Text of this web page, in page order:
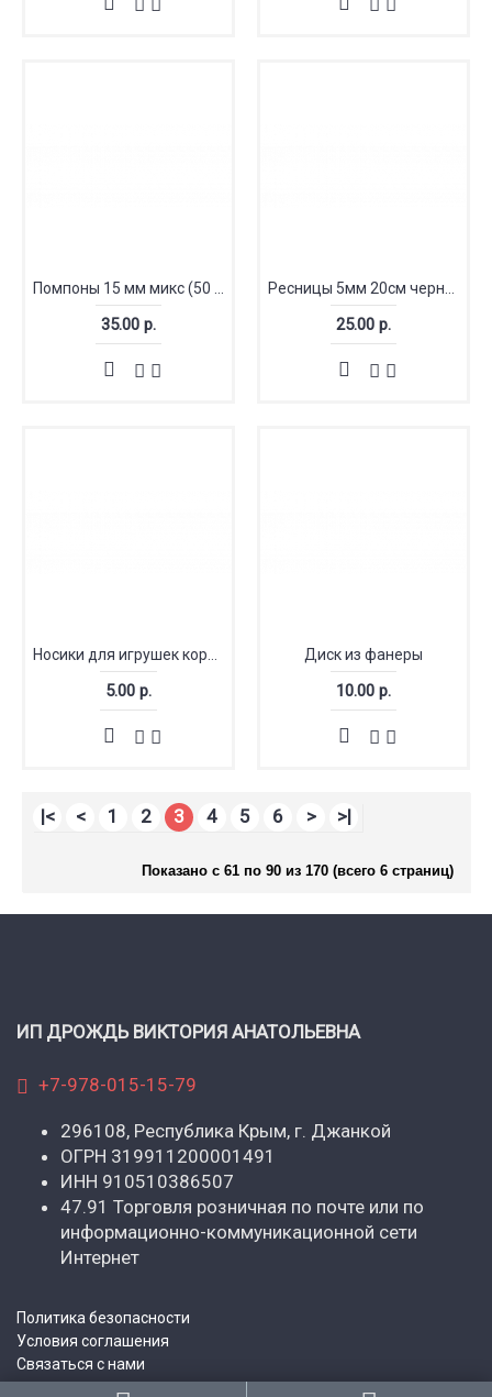
35.00 р. 25.00 р.
5.00 р.
Диск из фанеры
10.00 р.
|< < 1 2 3 4 5 6 > >|
Показано с 61 по 90 из 170 (всего 6 страниц)
ИП ДРОЖДЬ ВИКТОРИЯ АНАТОЛЬЕВНА
+7-978-015-15-79
296108, Республика Крым, г. Джанкой
ОГРН 319911200001491
ИНН 910510386507
47.91 Торговля розничная по почте или по
информационно-коммуникационной сети
Интернет
Политика безопасности
Условия соглашения
Связаться с нами